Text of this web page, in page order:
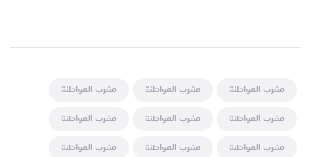
مغرب المواطنة مغرب المواطنة
مغرب المواطنة
مغرب المواطنة
مغرب المواطنة
مغرب المواطنة
مغرب المواطنة
مغرب المواطنة
مغرب المواطنة